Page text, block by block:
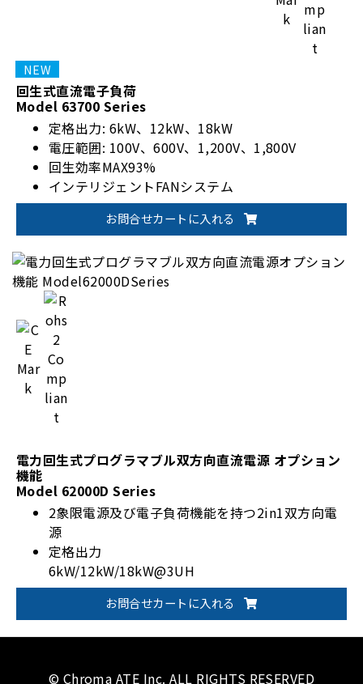
回生式直流電子負荷
Model 63700 Series
定格出力: 6kW、12kW、18kW
電圧範囲: 100V、600V、1,200V、1,800V
回生効率MAX93%
インテリジェントFANシステム
お問合せカートに入れる
電力回生式プログラマブル双方向直流電源 オプション
機能
Model 62000D Series
2象限電源及び電子負荷機能を持つ2in1双方向電
源
定格出力
6kW/12kW/18kW@3UH
36kW/45kW@4UH
Battery, fuel cell simulation
お問合せカートに入れる
© Chroma ATE Inc. ALL RIGHTS RESERVED